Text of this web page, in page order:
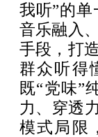
我听”的
音乐融入
手段，打
群众听得
既“党味”
力、穿透
模式局限